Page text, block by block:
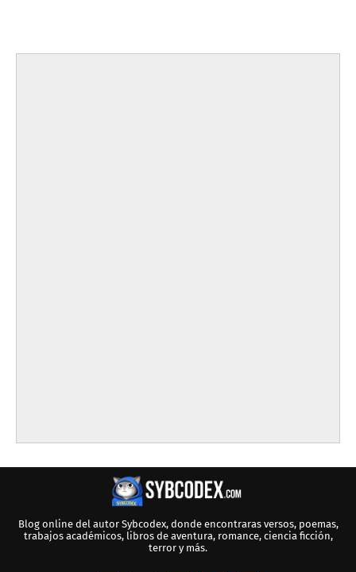
Blog online del autor Sybcodex, donde encontraras versos, poemas,
trabajos académicos, libros de aventura, romance, ciencia ficción,
terror y más.